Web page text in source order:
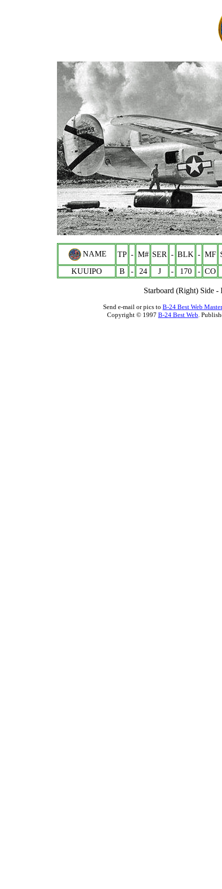
NAME TP - M# SER - BLK - MF
KUUIPO
B - 24 J - 170 - CO
Starboard (Right) Side
Send e-mail or pics to B-24 Best Web Master
Copyright © 1997 B-24 Best Web.